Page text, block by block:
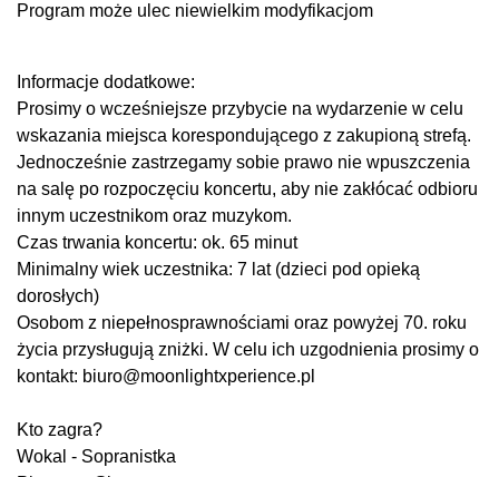
Program może ulec niewielkim modyfikacjom
Informacje dodatkowe:
Prosimy o wcześniejsze przybycie na wydarzenie w celu
wskazania miejsca korespondującego z zakupioną strefą.
Jednocześnie zastrzegamy sobie prawo nie wpuszczenia
na salę po rozpoczęciu koncertu, aby nie zakłócać odbioru
innym uczestnikom oraz muzykom.
Czas trwania koncertu: ok. 65 minut
Minimalny wiek uczestnika: 7 lat (dzieci pod opieką
dorosłych)
Osobom z niepełnosprawnościami oraz powyżej 70. roku
życia przysługują zniżki. W celu ich uzgodnienia prosimy o
kontakt: biuro@moonlightxperience.pl
Kto zagra?
Wokal - Sopranistka